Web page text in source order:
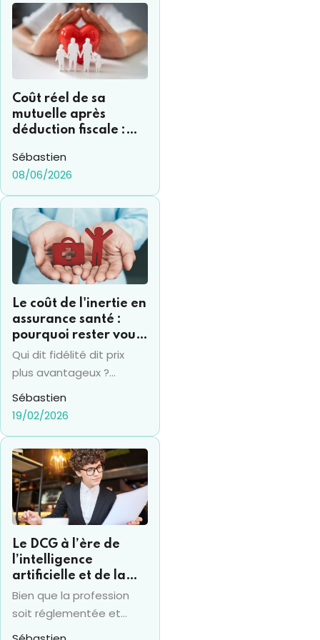
Coût réel de sa
mutuelle après
déduction fiscale :
retrouver ?
Sébastien
08/06/2026
Le coût de l'inertie en
assurance santé :
pourquoi rester vous
coûte souvent 15% de
plus par an
Qui dit fidélité dit prix
plus avantageux ?
Vraiment ? Pas en
termes d'assurance
santé en tout cas... et la
bien souvent en un
"piège" financier.
Beaucoup d’assurés
conservent le même
années, sans réaliser que
leur mutuelle augmente
tarifs à chaque
renouvellement. Cette
Sébastien
19/02/2026
Le DCG à l’ère de
l’intelligence
artificielle et de la
RSE : ce que change
le nouvel arrêté 2025
Bien que la profession
soit réglementée et
qu’elle traîne une image